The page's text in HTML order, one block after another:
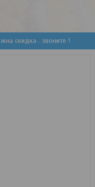
скидка . звоните !